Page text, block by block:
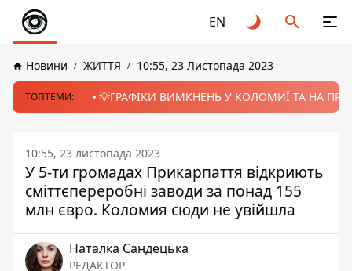
EN
Новини ЖИТТЯ 10:55, 23 Листопада 2023
ТОПТЕМИ: 💡ГРАФІКИ ВИМКНЕНЬ У КОЛОМИЇ ТА НА
10:55, 23 листопада 2023
У 5-ти громадах Прикарпаття відкриють
сміттєпереробні заводи за понад 155
млн євро. Коломия сюди не увійшла
Наталка Сандецька
РЕДАКТОР